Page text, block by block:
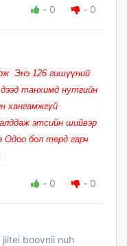
- 0 - 0
Энэ 126 гишүүний
танхимд нутгийн
хангамжгүй
этсийн шийвэр
Одоо бол төрд гарч
- 0 - 0
boovnii nuh